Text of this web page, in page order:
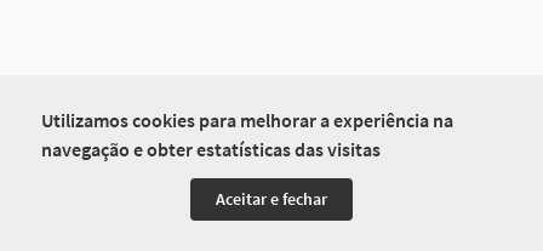
Utilizamos cookies para melhorar a experiência na
navegação e obter estatísticas das visitas
Aceitar e fechar